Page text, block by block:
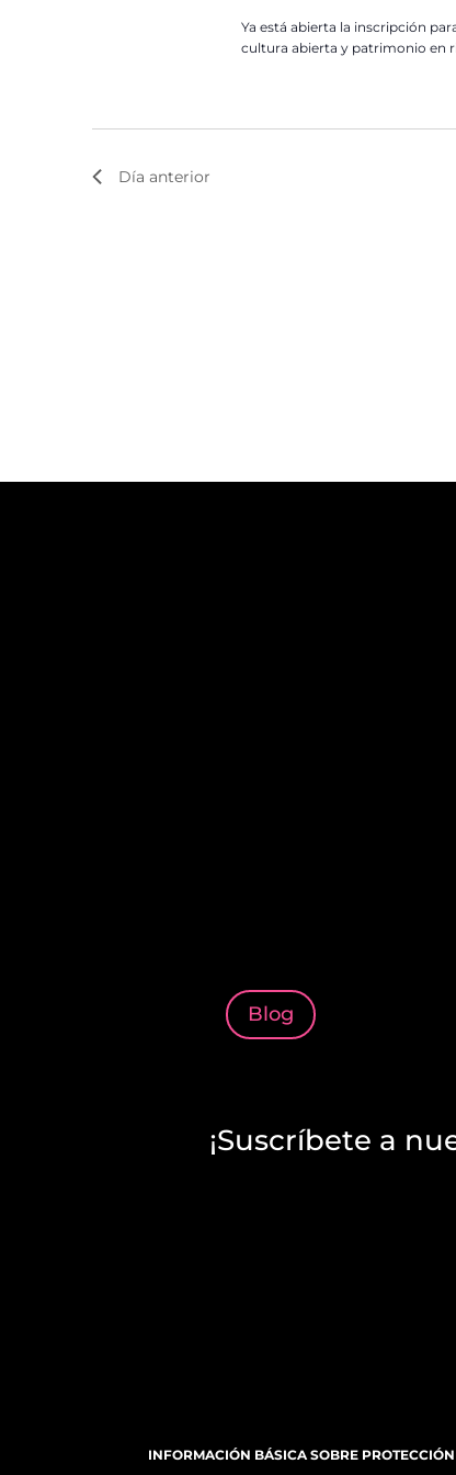
Ya está abierta la inscripción
cultura abierta y patrimonio en
Día anterior
Blog
¡Suscríbete a
INFORMACIÓN BÁSICA SOBRE